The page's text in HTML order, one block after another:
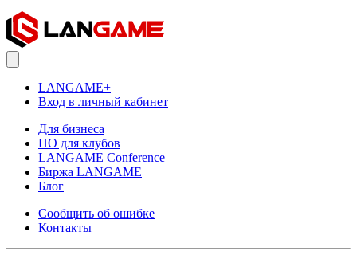
LANGAME+
Вход в личный кабинет
Для бизнеса
ПО для клубов
LANGAME Conference
Биржа LANGAME
Блог
Сообщить об ошибке
Контакты